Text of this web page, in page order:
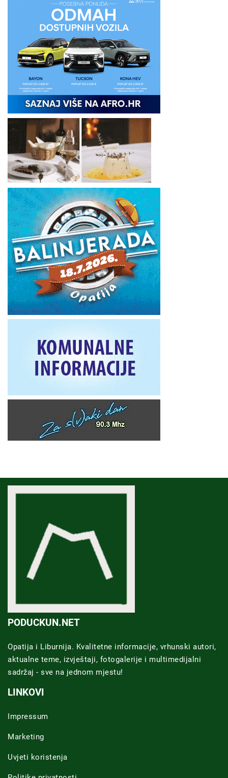
PODUCKUN.NET
Opatija i Liburnija. Kvalitetne informacije, vrhunski autori,
aktualne teme, izvještaji, fotogalerije i multimedijalni
sadržaj - sve na jednom mjestu!
LINKOVI
Impressum
Marketing
Uvjeti koristenja